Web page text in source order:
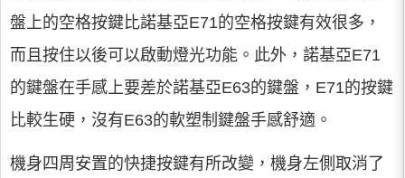
盤上的空格按鍵比諾基亞E71的空格按鍵有效很多，
而且按住以後可以啟動燈光功能。此外，諾基亞E71
的鍵盤在手感上要差於諾基亞E63的鍵盤，E71的按鍵
比較生硬，沒有E63的軟塑制鍵盤手感舒適。
機身四周安置的快捷按鍵有所改變，機身左側取消了